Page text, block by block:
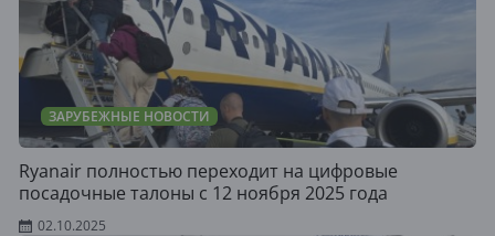
ЗАРУБЕЖНЫЕ НОВОСТИ
Ryanair полностью переходит на цифровые
посадочные талоны с 12 ноября 2025 года
02.10.2025